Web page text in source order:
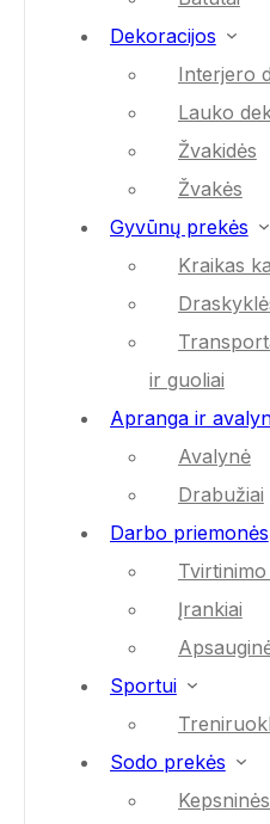
Dekoracijos
Interjero
Lauko
Žvakidės
Žvakės
Gyvūnų prekės
Kraikas
ir guoliai
Apranga ir
Avalynė
Drabužiai
Darbo priemonės
Įrankiai
Sportui
Sodo prekės